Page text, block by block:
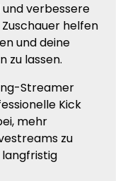
verbessere
helfen
und deine
zu lassen.
Streamer
Kick
mehr
zu
langfristig